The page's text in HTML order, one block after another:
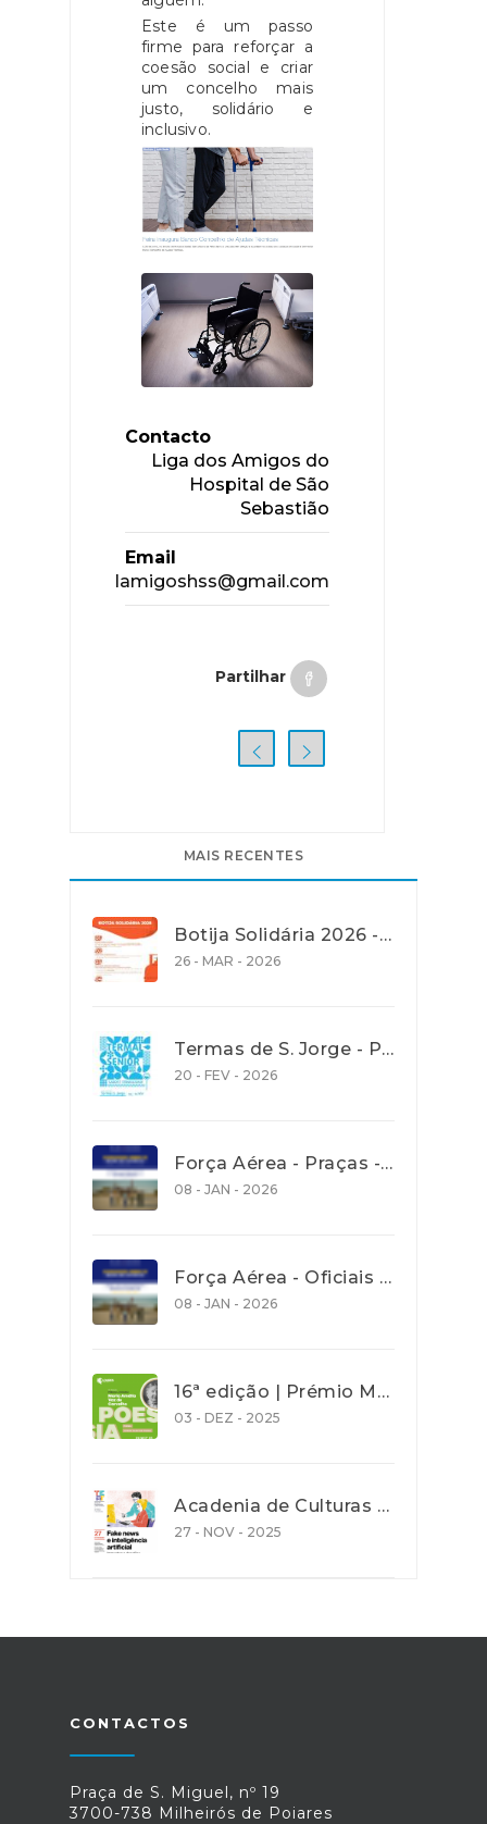
Este é um passo
firme para reforçar a
coesão social e criar
um concelho mais
justo, solidário e
inclusivo.
Contacto
Liga dos Amigos do
Hospital de São
Sebastião
Email
lamigoshss@gmail.com
Partilhar
MAIS RECENTES
Botija Solidária 2026 - Apoio na Aquisição de Gás de Petróleo Liquefeito (GPL) em garrafa
26 - MAR - 2026
Termas de S. Jorge - Programa Termalsenior’26
20 - FEV - 2026
Força Aérea - Praças - Concurso aberto para recrutamento de jovens com idades entre os 18 e os 27 anos - até 30 Janeiro 2026
08 - JAN - 2026
Força Aérea - Oficiais - Concurso aberto para recrutamento de jovens com idades entre os 18 e os 27 anos - até 30 Janeiro 2026
08 - JAN - 2026
16ª edição | Prémio Maria Amália Vaz de Carvalho| Poesia 2026 - Prazo de entrega de trabalho 31 Dez. 2025
03 - DEZ - 2025
Acadenia de Culturas e Cooperação - Ação de promoção de literacia e competências digitais
27 - NOV - 2025
CONTACTOS
Praça de S. Miguel, nº 19
3700-738 Milheirós de Poiares